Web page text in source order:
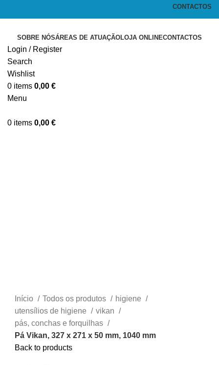
CONTACTOS
SOBRE NÓSÁREAS DE ATUAÇÃOLOJA ONLINECONTACTOS
Login / Register
Search
Wishlist
0 items 0,00 €
Menu
0 items 0,00 €
Início Todos os produtos
higiene
utensílios de higiene
vikan
pás, conchas e forquilhas
Pá Vikan, 327 x 271 x 50 mm, 1040 mm
Back to products